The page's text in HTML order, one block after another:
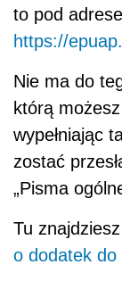
to pod
https://
Nie ma do
którą
wypełniając
zostać
„Pisma
Tu znajdziesz
o dodatek do